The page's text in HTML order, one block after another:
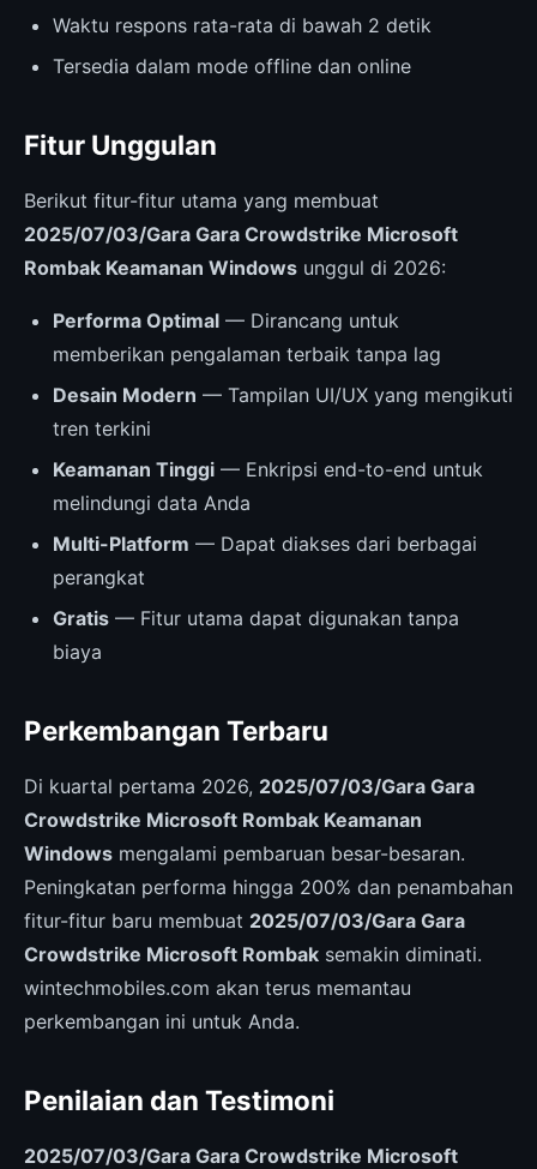
Waktu respons rata-rata di bawah 2 detik
Tersedia dalam mode offline dan online
Fitur Unggulan
Berikut fitur-fitur utama yang membuat
2025/07/03/Gara Gara Crowdstrike Microsoft
Rombak Keamanan Windows unggul di 2026:
Performa Optimal — Dirancang untuk
memberikan pengalaman terbaik tanpa lag
Desain Modern — Tampilan UI/UX yang mengikuti
tren terkini
Keamanan Tinggi — Enkripsi end-to-end untuk
melindungi data Anda
Multi-Platform — Dapat diakses dari berbagai
perangkat
Gratis — Fitur utama dapat digunakan tanpa
biaya
Perkembangan Terbaru
Di kuartal pertama 2026, 2025/07/03/Gara Gara
Crowdstrike Microsoft Rombak Keamanan
Windows mengalami pembaruan besar-besaran.
Peningkatan performa hingga 200% dan penambahan
fitur-fitur baru membuat 2025/07/03/Gara Gara
Crowdstrike Microsoft Rombak semakin diminati.
wintechmobiles.com akan terus memantau
perkembangan ini untuk Anda.
Penilaian dan Testimoni
2025/07/03/Gara Gara Crowdstrike Microsoft